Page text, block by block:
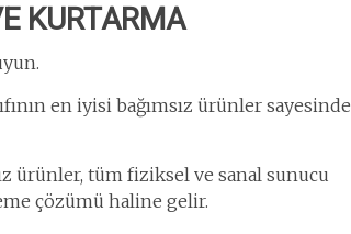
KURTARMA
en iyisi bağımsız ürünler sayesinde
ürünler, tüm fiziksel ve sanal sunucu
çözümü haline gelir.